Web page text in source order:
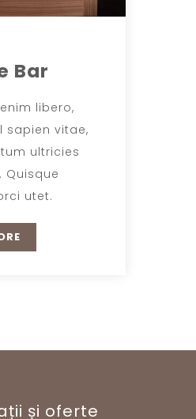
Bar
libero,
sapien vitae,
ultricies
Quisque
utet.
și oferte